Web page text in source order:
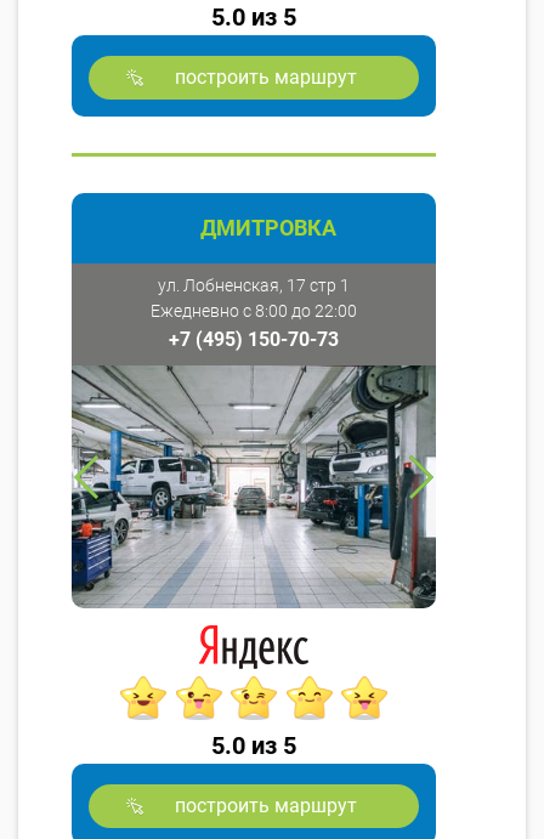
5.0 из 5
построить маршрут
ДМИТРОВКА
ул. Лобненская, 17 стр 1
Ежедневно с 8:00 до 22:00
+7 (495) 150-70-73
5.0 из 5
построить маршрут